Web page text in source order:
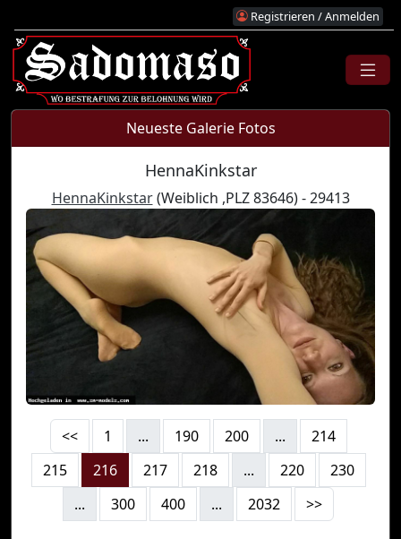
Registrieren / Anmelden
Neueste Galerie Fotos
HennaKinkstar
HennaKinkstar(Weiblich ,PLZ 83646) - 29413
<< 1 ... 190 200 ...
214
215
216 217 218 ... 220
230
...
300 400 ... 2032 >>